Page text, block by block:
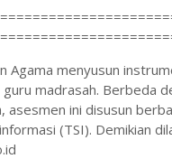
Agama menyusun
madrasah. Berbeda
asesmen ini disusun
(TSI). Demikian